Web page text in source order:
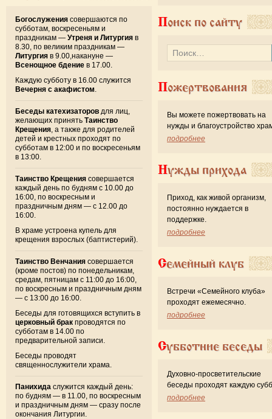
Богослужения совершаются по
субботам, воскресеньям и
праздникам — Утреня и Литургия в
8.30, по великим праздникам —
Литургия в 9.00,накануне —
Всенощное бдение в 17.00.
Каждую субботу в 16.00 служится
Вечерня с акафистом
Беседы катехизаторов для лиц,
желающих принять Таинство
Крещения , а также для родителей
детей и крестных проходят по
субботам в 12:00 и по воскресеньям
в 13:00.
Таинство Крещения совершается
каждый день по будням с 10.00 до
16:00, по воскресным и
праздничным дням — с 12.00 до
16:00.
В храме устроена купель для
крещения взрослых (баптистерий).
Таинство Венчания совершается
(кроме постов) по понедельникам,
средам, пятницам с 11:00 до 16:00,
по воскресным и праздничным дням
— с 13:00 до 16:00.
Беседы для готовящихся вступить в
церковный брак проводятся по
субботам в 14.00 по
предварительной записи.
Беседы проводят
священнослужители храма.
Панихида служится каждый день:
по будням — в 11.00, по воскресным
и праздничным дням — сразу после
окончания Литургии.
Поиск по сайту
Пожертвования
Вы можете пожертвовать на
нужды и благоустройство
подробнее
Нужды прихода
Приход, как живой организм,
постоянно нуждается в
поддержке.
подробнее
Семейный клуб
Встречи «Семейного клуба»
проходят ежемесячно.
подробнее
Субботние беседы
Духовно-просветительские
беседы проходят каждую
подробнее